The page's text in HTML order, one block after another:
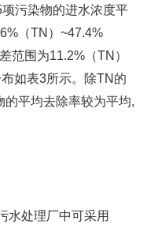
污染物的进水浓度平
（TN）~47.4%
范围为11.2%（TN）
如表3所示。除TN的
平均去除率较为平均,
处理厂中可采用